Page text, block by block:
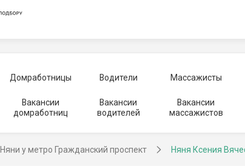
Домработницы Водители Массажисты
Вакансии
домработниц
Вакансии
водителей
Вакансии
массажистов
Няни у метро Гражданский проспект Няня Ксения